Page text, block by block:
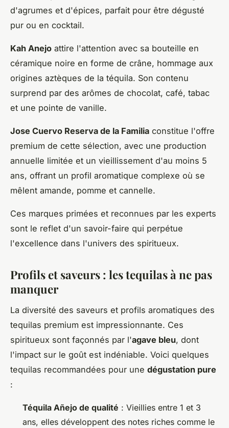
d'agrumes et d'épices, parfait pour être dégusté
pur ou en cocktail.
Kah Anejo attire l'attention avec sa bouteille en
céramique noire en forme de crâne, hommage aux
origines aztèques de la téquila. Son contenu
surprend par des arômes de chocolat, café, tabac
et une pointe de vanille.
Jose Cuervo Reserva de la Familia constitue l'offre
premium de cette sélection, avec une production
annuelle limitée et un vieillissement d'au moins 5
ans, offrant un profil aromatique complexe où se
mêlent amande, pomme et cannelle.
Ces marques primées et reconnues par les experts
sont le reflet d'un savoir-faire qui perpétue
l'excellence dans l'univers des spiritueux.
Profils et saveurs : les tequilas à ne pas
manquer
La diversité des saveurs et profils aromatiques des
tequilas premium est impressionnante. Ces
spiritueux sont façonnés par l'agave bleu, dont
l'impact sur le goût est indéniable. Voici quelques
tequilas recommandées pour une dégustation pure
:
Téquila Añejo de qualité : Vieillies entre 1 et 3
ans, elles développent des notes riches comme le